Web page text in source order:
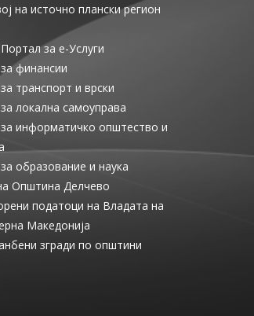
на источно плански регион
за е-Услуги
финансии
транспорт и врски
локална самоуправа
информатичко општество и
образование и наука
Општина Делчево
податоци на Владата на
Македонија
згради по општини